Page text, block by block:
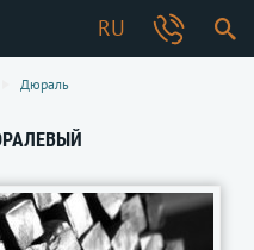
RU
Дюраль